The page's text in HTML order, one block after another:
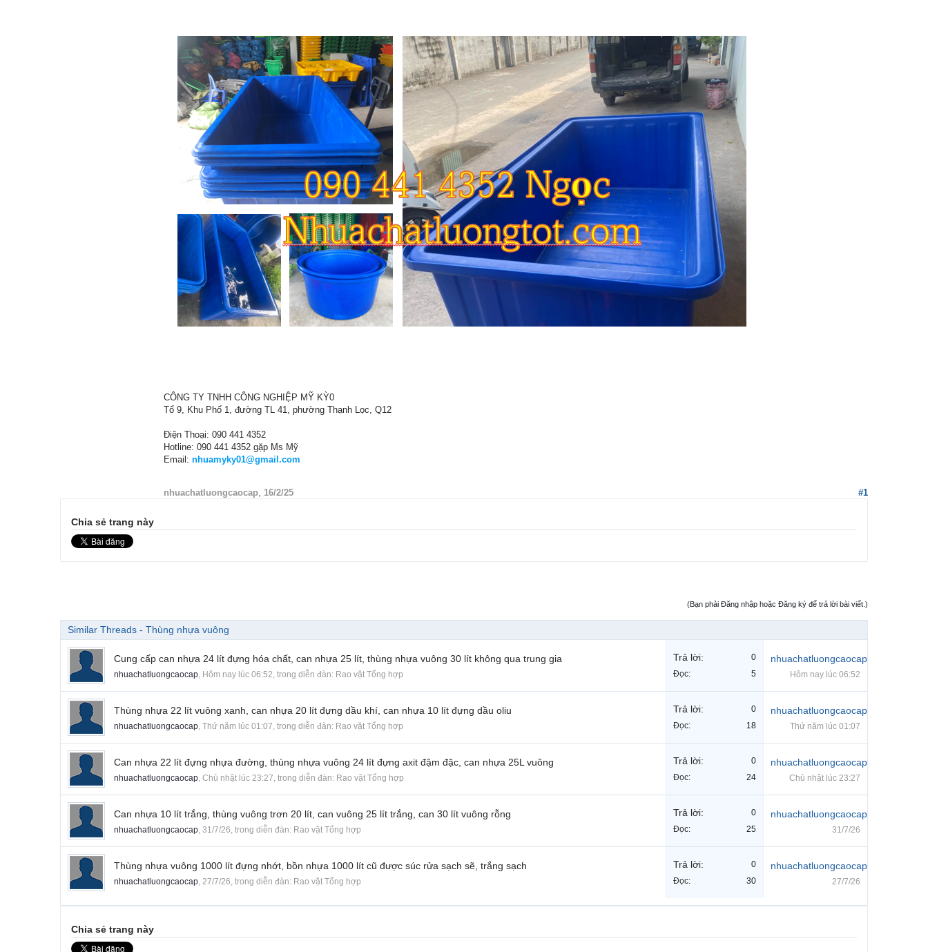
CÔNG TY TNHH CÔNG NGHIỆP MỸ KỲ0
Tổ 9, Khu Phố 1, đường TL 41, phường Thạnh Lọc, Q12
Điện Thoại: 090 441 4352
Hotline: 090 441 4352 gặp Ms Mỹ
Email: nhuamyky01@gmail.com
nhuachatluongcaocap, 16/2/25 #1
Chia sẻ trang này
(Bạn phải Đăng nhập hoặc Đăng ký để trả lời bài viết.)
Similar Threads - Thùng nhựa vuông
Cung cấp can nhựa 24 lít đựng hóa chất, can nhựa 25 lít, thùng nhựa vuông 30 lít không qua trung gia
nhuachatluongcaocap, Hôm nay lúc 06:52, trong diễn đàn: Rao vặt Tổng hợp
Trả lời:
0
Đọc:
5
nhuachatluongcaocap
Hôm nay lúc 06:52
Thùng nhựa 22 lít vuông xanh, can nhựa 20 lít đựng dầu khí, can nhựa 10 lít đựng dầu oliu
nhuachatluongcaocap, Thứ năm lúc 01:07, trong diễn đàn: Rao vặt Tổng hợp
Trả lời:
0
Đọc:
18
nhuachatluongcaocap
Thứ năm lúc 01:07
Can nhựa 22 lít đựng nhựa đường, thùng nhựa vuông 24 lít đựng axit đậm đặc, can nhựa 25L vuông
nhuachatluongcaocap, Chủ nhật lúc 23:27, trong diễn đàn: Rao vặt Tổng hợp
Trả lời:
0
Đọc:
24
nhuachatluongcaocap
Chủ nhật lúc 23:27
Can nhựa 10 lít trắng, thùng vuông trơn 20 lít, can vuông 25 lít trắng, can 30 lít vuông rỗng
nhuachatluongcaocap, 31/7/26, trong diễn đàn: Rao vặt Tổng hợp
Trả lời:
0
Đọc:
25
nhuachatluongcaocap
31/7/26
Thùng nhựa vuông 1000 lít đựng nhớt, bồn nhựa 1000 lít cũ được súc rửa sạch sẽ, trắng sạch
nhuachatluongcaocap, 27/7/26, trong diễn đàn: Rao vặt Tổng hợp
Trả lời:
0
Đọc:
30
nhuachatluongcaocap
27/7/26
Chia sẻ trang này